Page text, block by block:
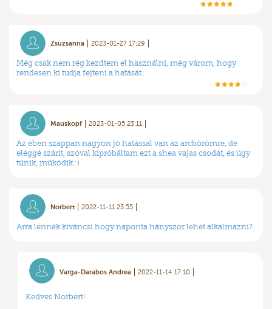
Zsuzsanna 2023-01-27 17:29
Még csak nem rég kezdtem el használni, még várom, hogy
rendesen ki tudja fejteni a hatását.
Mauskopf 2023-01-05 23:11
Az ében szappan nagyon jó hatással van az arcbőrömre, de
eléggé szárít, szóval kipróbáltam ezt a shea vajas csodát, és úgy
tűnik, működik :)
Norbert 2022-11-11 23:55
Arra lennék kiváncsi hogy naponta hányszor lehet alkalmazni?
Varga-Darabos Andrea 2022-11-14 17:10
Kedves Norbert!